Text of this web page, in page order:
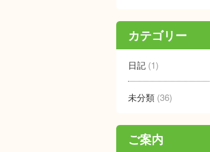
カテゴリー
日記 (1)
未分類 (36)
ご案内